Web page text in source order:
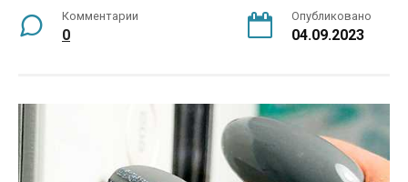
Комментарии
0
Опубликовано
04.09.2023